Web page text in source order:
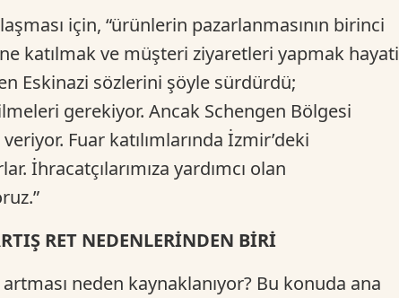
için, “ürünlerin pazarlanmasının birinci
katılmak ve müşteri ziyaretleri yapmak hayati
Eskinazi sözlerini şöyle sürdürdü;
gerekiyor. Ancak Schengen Bölgesi
Fuar katılımlarında İzmir’deki
İhracatçılarımıza yardımcı olan
RET NEDENLERİNDEN BİRİ
neden kaynaklanıyor? Bu konuda ana